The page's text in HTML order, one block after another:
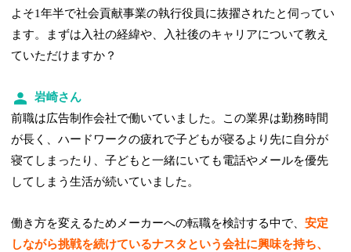
よそ1年半で社会貢献事業の執行役員に抜擢されたと伺ってい
ます。まずは入社の経緯や、入社後のキャリアについて教え
ていただけますか？
岩崎さん
前職は広告制作会社で働いていました。この業界は勤務時間
が長く、ハードワークの疲れで子どもが寝るより先に自分が
寝てしまったり、子どもと一緒にいても電話やメールを優先
してしまう生活が続いていました。
働き方を変えるためメーカーへの転職を検討する中で、安定
しながら挑戦を続けているナスタという会社に興味を持ち、